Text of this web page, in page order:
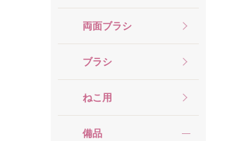
両面ブラシ
ブラシ
ねこ用
備品